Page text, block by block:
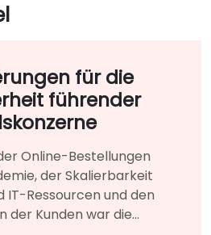
für die
führender
Online-Bestellungen
der Skalierbarkeit
Ressourcen und den
der Kunden war die